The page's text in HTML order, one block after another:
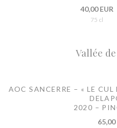
40,00 EUR
75 cl
Vallée
AOC SANCERRE – « LE
2020 –
65,00